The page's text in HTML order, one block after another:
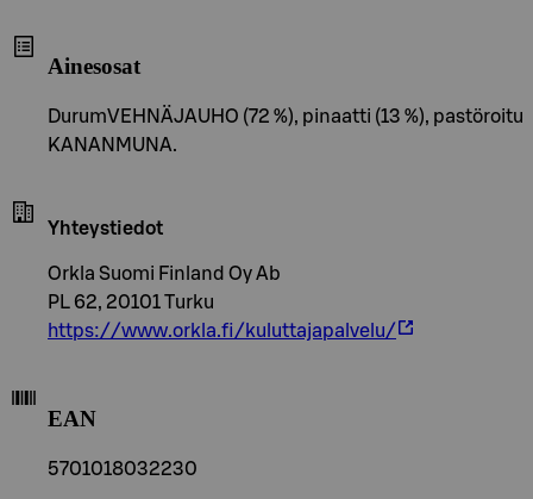
Ainesosat
DurumVEHNÄJAUHO (72 %), pinaatti (13 %), pastöroitu
KANANMUNA.
Yhteystiedot
Orkla Suomi Finland Oy Ab
PL 62, 20101 Turku
https://www.orkla.fi/kuluttajapalvelu/
EAN
5701018032230